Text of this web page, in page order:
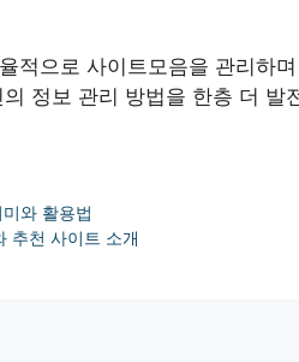
적으로 사이트모음을 관리하
정보 관리 방법을 한층 더 발
와 활용법
추천 사이트 소개